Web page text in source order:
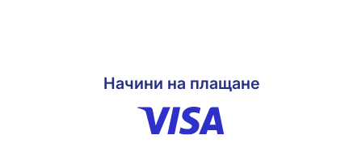
Начини на плащане